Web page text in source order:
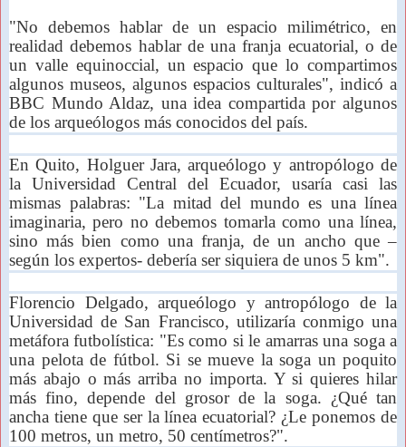
"No debemos hablar de un espacio milimétrico, en
realidad debemos hablar de una franja ecuatorial, o de
un valle equinoccial, un espacio que lo compartimos
algunos museos, algunos espacios culturales", indicó a
BBC Mundo Aldaz, una idea compartida por algunos
de los arqueólogos más conocidos del país.
En Quito, Holguer Jara, arqueólogo y antropólogo de
la Universidad Central del Ecuador, usaría casi las
mismas palabras: "La mitad del mundo es una línea
imaginaria, pero no debemos tomarla como una línea,
sino más bien como una franja, de un ancho que –
según los expertos- debería ser siquiera de unos 5 km".
Florencio Delgado, arqueólogo y antropólogo de la
Universidad de San Francisco, utilizaría conmigo una
metáfora futbolística: "Es como si le amarras una soga a
una pelota de fútbol. Si se mueve la soga un poquito
más abajo o más arriba no importa. Y si quieres hilar
más fino, depende del grosor de la soga. ¿Qué tan
ancha tiene que ser la línea ecuatorial? ¿Le ponemos de
100 metros, un metro, 50 centímetros?".